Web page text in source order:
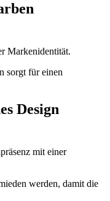
Markenidentität.
sorgt für einen
Design
mit einer
werden, damit die